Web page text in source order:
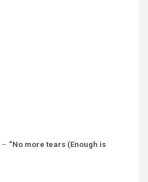
– “No more tears (Enough is